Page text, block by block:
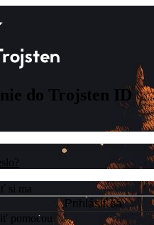
do Trojsten ID
si ma
Prihlásiť sa
pomocou